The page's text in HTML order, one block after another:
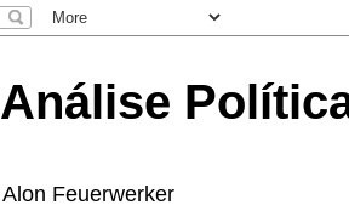
Análise
Alon Feuerwerker